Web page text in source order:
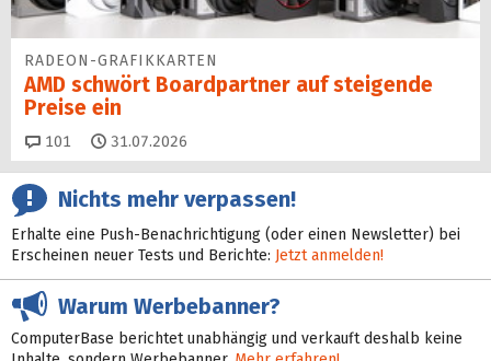
RADEON-GRAFIKKARTEN
AMD schwört Boardpartner auf steigende
Preise ein
101 Kommentare
31.07.2026
Nichts mehr verpassen!
Erhalte eine Push-Benachrichtigung (oder einen Newsletter) bei
Erscheinen neuer Tests und Berichte: Jetzt anmelden!
Warum Werbebanner?
ComputerBase berichtet unabhängig und verkauft deshalb keine